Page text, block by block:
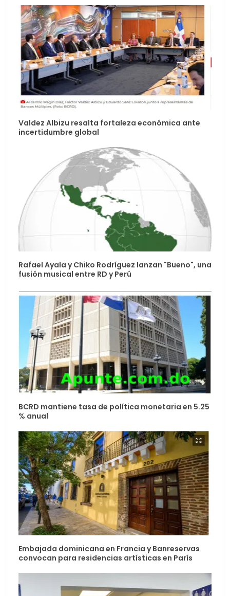
Valdez Albizu resalta fortaleza económica ante
incertidumbre global
Rafael Ayala y Chiko Rodríguez lanzan "Bueno", una
fusión musical entre RD y Perú
BCRD mantiene tasa de política monetaria en 5.25
% anual
Embajada dominicana en Francia y Banreservas
convocan para residencias artísticas en París